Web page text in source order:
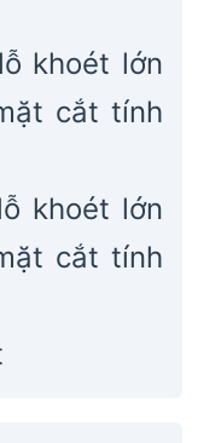
khoét lớn
cắt tính
khoét lớn
cắt tính